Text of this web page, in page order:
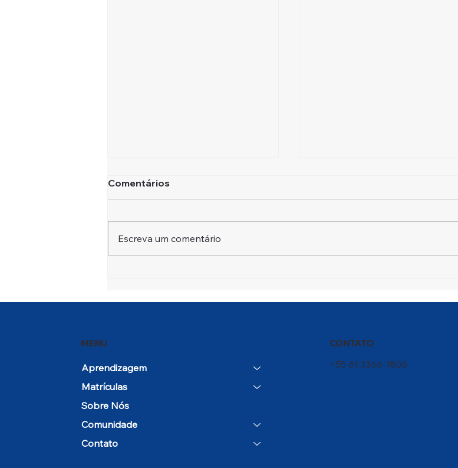
início do ano letivo 2026–
Comentários
Escreva um comentário
MENU
Aprendizagem
Matrículas
Sobre Nós
Comunidade
Contato
CONTATO
+55 61 3366-1800